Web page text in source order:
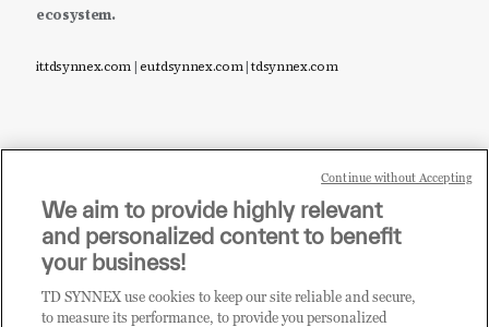
ecosystem.
it.tdsynnex.com|eu.tdsynnex.com|tdsynnex.com
Sei un rivenditore di tecnologia e desideri acquistare
i prodotti o le soluzioni trattate sul blog?
CLICCA QUI E DIVENTA
CLIENTE TD SYNNEX
We aim to provide highly relevant
and personalized content to benefit
your business!
TD SYNNEX use cookies to keep our site reliable and secure,
to measure its performance, to provide you personalized
Continue without Accepting